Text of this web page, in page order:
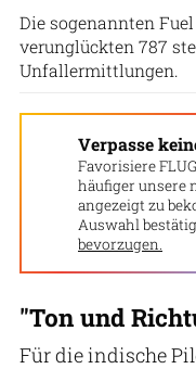
Die sogenannten
verunglückten 787
Unfallermittlungen.
Verpasse
Favorisiere
häufiger unsere
angezeigt zu
Auswahl
bevorzugen.
"Ton und
Für die indische